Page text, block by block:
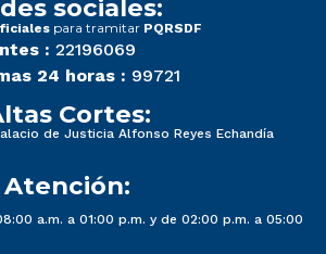
sociales:
para tramitar PQRSDF
: 22196069
24 horas : 99721
Cortes:
de Justicia Alfonso Reyes Echandía
Atención:
a.m. a 01:00 p.m. y de 02:00 p.m. a 05:00